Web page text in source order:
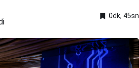
0dk, 45sn